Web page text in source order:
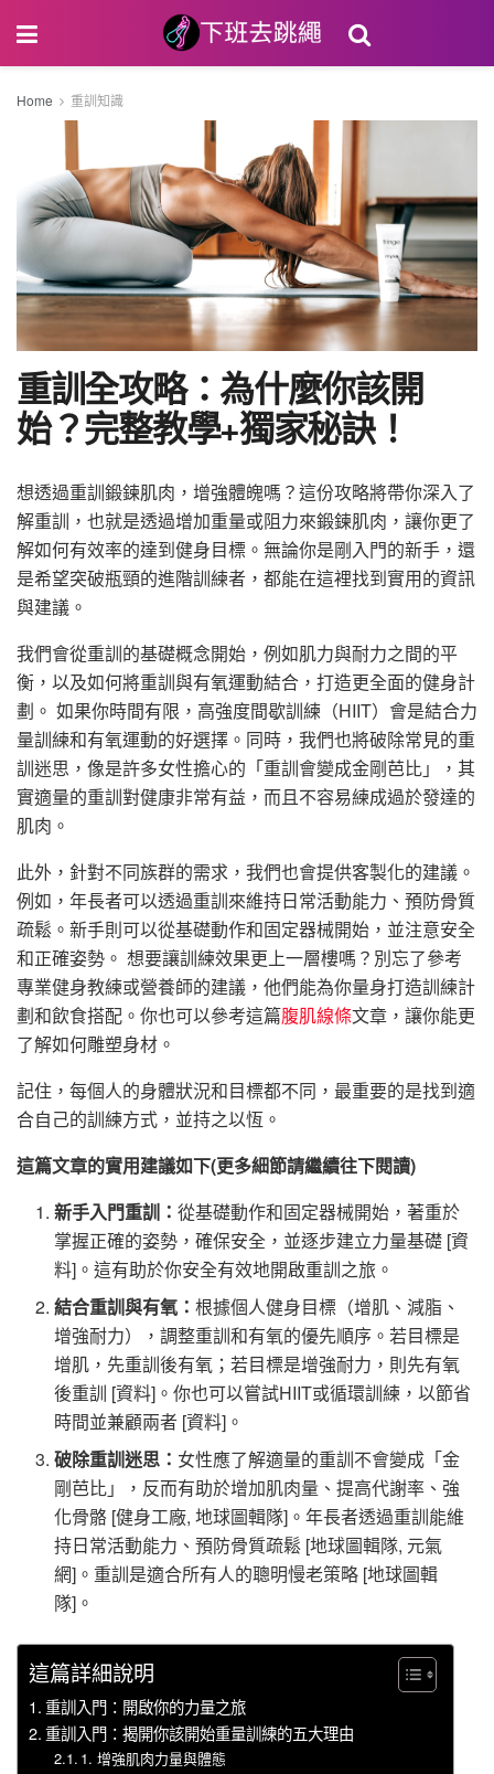
Home 重訓知識
重訓全攻略：為什麼你該開
始？完整教學+獨家秘訣！
想透過重訓鍛鍊肌肉，增強體魄嗎？這份攻略將帶你深入了
解重訓，也就是透過增加重量或阻力來鍛鍊肌肉，讓你更了
解如何有效率的達到健身目標。無論你是剛入門的新手，還
是希望突破瓶頸的進階訓練者，都能在這裡找到實用的資訊
與建議。
我們會從重訓的基礎概念開始，例如肌力與耐力之間的平
衡，以及如何將重訓與有氧運動結合，打造更全面的健身計
劃。 如果你時間有限，高強度間歇訓練（HIIT）會是結合力
量訓練和有氧運動的好選擇。同時，我們也將破除常見的重
訓迷思，像是許多女性擔心的「重訓會變成金剛芭比」，其
實適量的重訓對健康非常有益，而且不容易練成過於發達的
肌肉。
此外，針對不同族群的需求，我們也會提供客製化的建議。
例如，年長者可以透過重訓來維持日常活動能力、預防骨質
疏鬆。新手則可以從基礎動作和固定器械開始，並注意安全
和正確姿勢。 想要讓訓練效果更上一層樓嗎？別忘了參考
專業健身教練或營養師的建議，他們能為你量身打造訓練計
劃和飲食搭配。你也可以參考這篇腹肌線條文章，讓你能更
了解如何雕塑身材。
記住，每個人的身體狀況和目標都不同，最重要的是找到適
合自己的訓練方式，並持之以恆。
這篇文章的實用建議如下(更多細節請繼續往下閱讀)
新手入門重訓：從基礎動作和固定器械開始，著重於
掌握正確的姿勢，確保安全，並逐步建立力量基礎 [資
料]。這有助於你安全有效地開啟重訓之旅。
結合重訓與有氧：根據個人健身目標（增肌、減脂、
增強耐力），調整重訓和有氧的優先順序。若目標是
增肌，先重訓後有氧；若目標是增強耐力，則先有氧
後重訓 [資料]。你也可以嘗試HIIT或循環訓練，以節省
時間並兼顧兩者 [資料]。
破除重訓迷思： 女性應了解適量的重訓不會變成「金
剛芭比」，反而有助於增加肌肉量、提高代謝率、強
化骨骼 [健身工廠, 地球圖輯隊]。年長者透過重訓能維
持日常活動能力、預防骨質疏鬆 [地球圖輯隊, 元氣
網]。重訓是適合所有人的聰明慢老策略 [地球圖輯
隊]。
這篇詳細說明
重訓入門：開啟你的力量之旅
重訓入門：揭開你該開始重量訓練的五大理由
1. 增強肌肉力量與體態